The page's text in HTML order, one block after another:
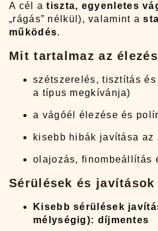
A cél atiszta, egyenletes
„rágás” nélkül), valamint a
működés.
Mit tartalmaz az
szétszerelés, tisztítás és
a típus megkívánja)
a vágóél élezése és
kisebb hibák javítása az
olajozás, finombeállítás
Sérülések és
Kisebb sérülések
mélységig): díjmentes